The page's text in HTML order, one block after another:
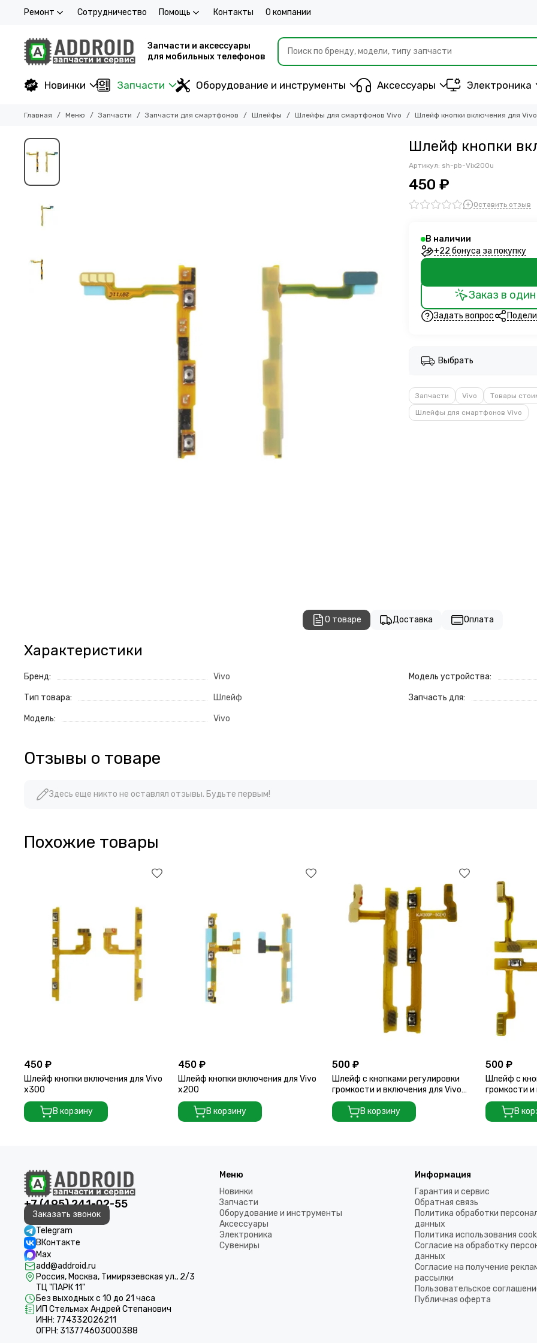
Ремонт Сотрудничество Помощь Контакты О компании
Запчасти и аксессуары
для мобильных телефонов
Новинки Запчасти Оборудование и инструменты Аксессуары Электроника
Главная Меню Запчасти Запчасти для смартфонов Шлейфы Шлейфы для смартфонов Vivo Шлейф кнопки включения для
Шлейф кнопки
Артикул: sh-pb-Vix200u
450 ₽
Оставить отзыв
В наличии
+22 бонуса за покупку
Заказ в
Задать вопрос
Выбрать
Запчасти Vivo Товары
Шлейфы для смартфонов Vivo
О товаре Доставка Оплата
Характеристики
Бренд: Vivo
Тип товара: Шлейф
Модель: Vivo
Модель устройства:
Запчасть для:
Отзывы о товаре
Здесь еще никто не оставлял отзывы. Будьте первым!
Похожие товары
450 ₽
Шлейф кнопки включения для Vivo
x300
В корзину
450 ₽
Шлейф кнопки включения для Vivo
x200
В корзину
500 ₽
Шлейф с кнопками регулировки
громкости и включения для Vivo
X200 Pro
В корзину
500 ₽
Шлейф с
громкости
X200 Ultra
В
+7 (495) 241-02-55
Заказать звонок
Telegram
ВКонтакте
Max
add@addroid.ru
Россия, Москва, Тимирязевская ул., 2/3
ТЦ "ПАРК 11"
Без выходных с 10 до 21 часа
ИП Стельмах Андрей Степанович
ИНН: 774332026211
ОГРН: 313774603000388
Меню
Новинки
Запчасти
Оборудование и инструменты
Аксессуары
Электроника
Сувениры
Информация
Гарантия и сервис
Обратная связь
Политика обработки
данных
Политика использования
Согласие на обработку
данных
Согласие на получение
рассылки
Пользовательское
Публичная оферта